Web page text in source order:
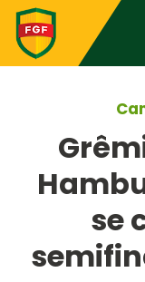
se